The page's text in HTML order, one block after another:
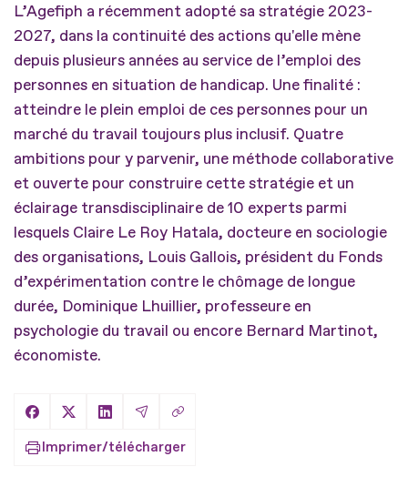
L’Agefiph a récemment adopté sa stratégie 2023-
2027, dans la continuité des actions qu'elle mène
depuis plusieurs années au service de l’emploi des
personnes en situation de handicap. Une finalité :
atteindre le plein emploi de ces personnes pour un
marché du travail toujours plus inclusif. Quatre
ambitions pour y parvenir, une méthode collaborative
et ouverte pour construire cette stratégie et un
éclairage transdisciplinaire de 10 experts parmi
lesquels Claire Le Roy Hatala, docteure en sociologie
des organisations, Louis Gallois, président du Fonds
d’expérimentation contre le chômage de longue
durée, Dominique Lhuillier, professeure en
psychologie du travail ou encore Bernard Martinot,
économiste.
Partager sur Facebook
Partager sur X
Partager sur LinkedIn
Partager par Email
Copier le lien
Imprimer/télécharger